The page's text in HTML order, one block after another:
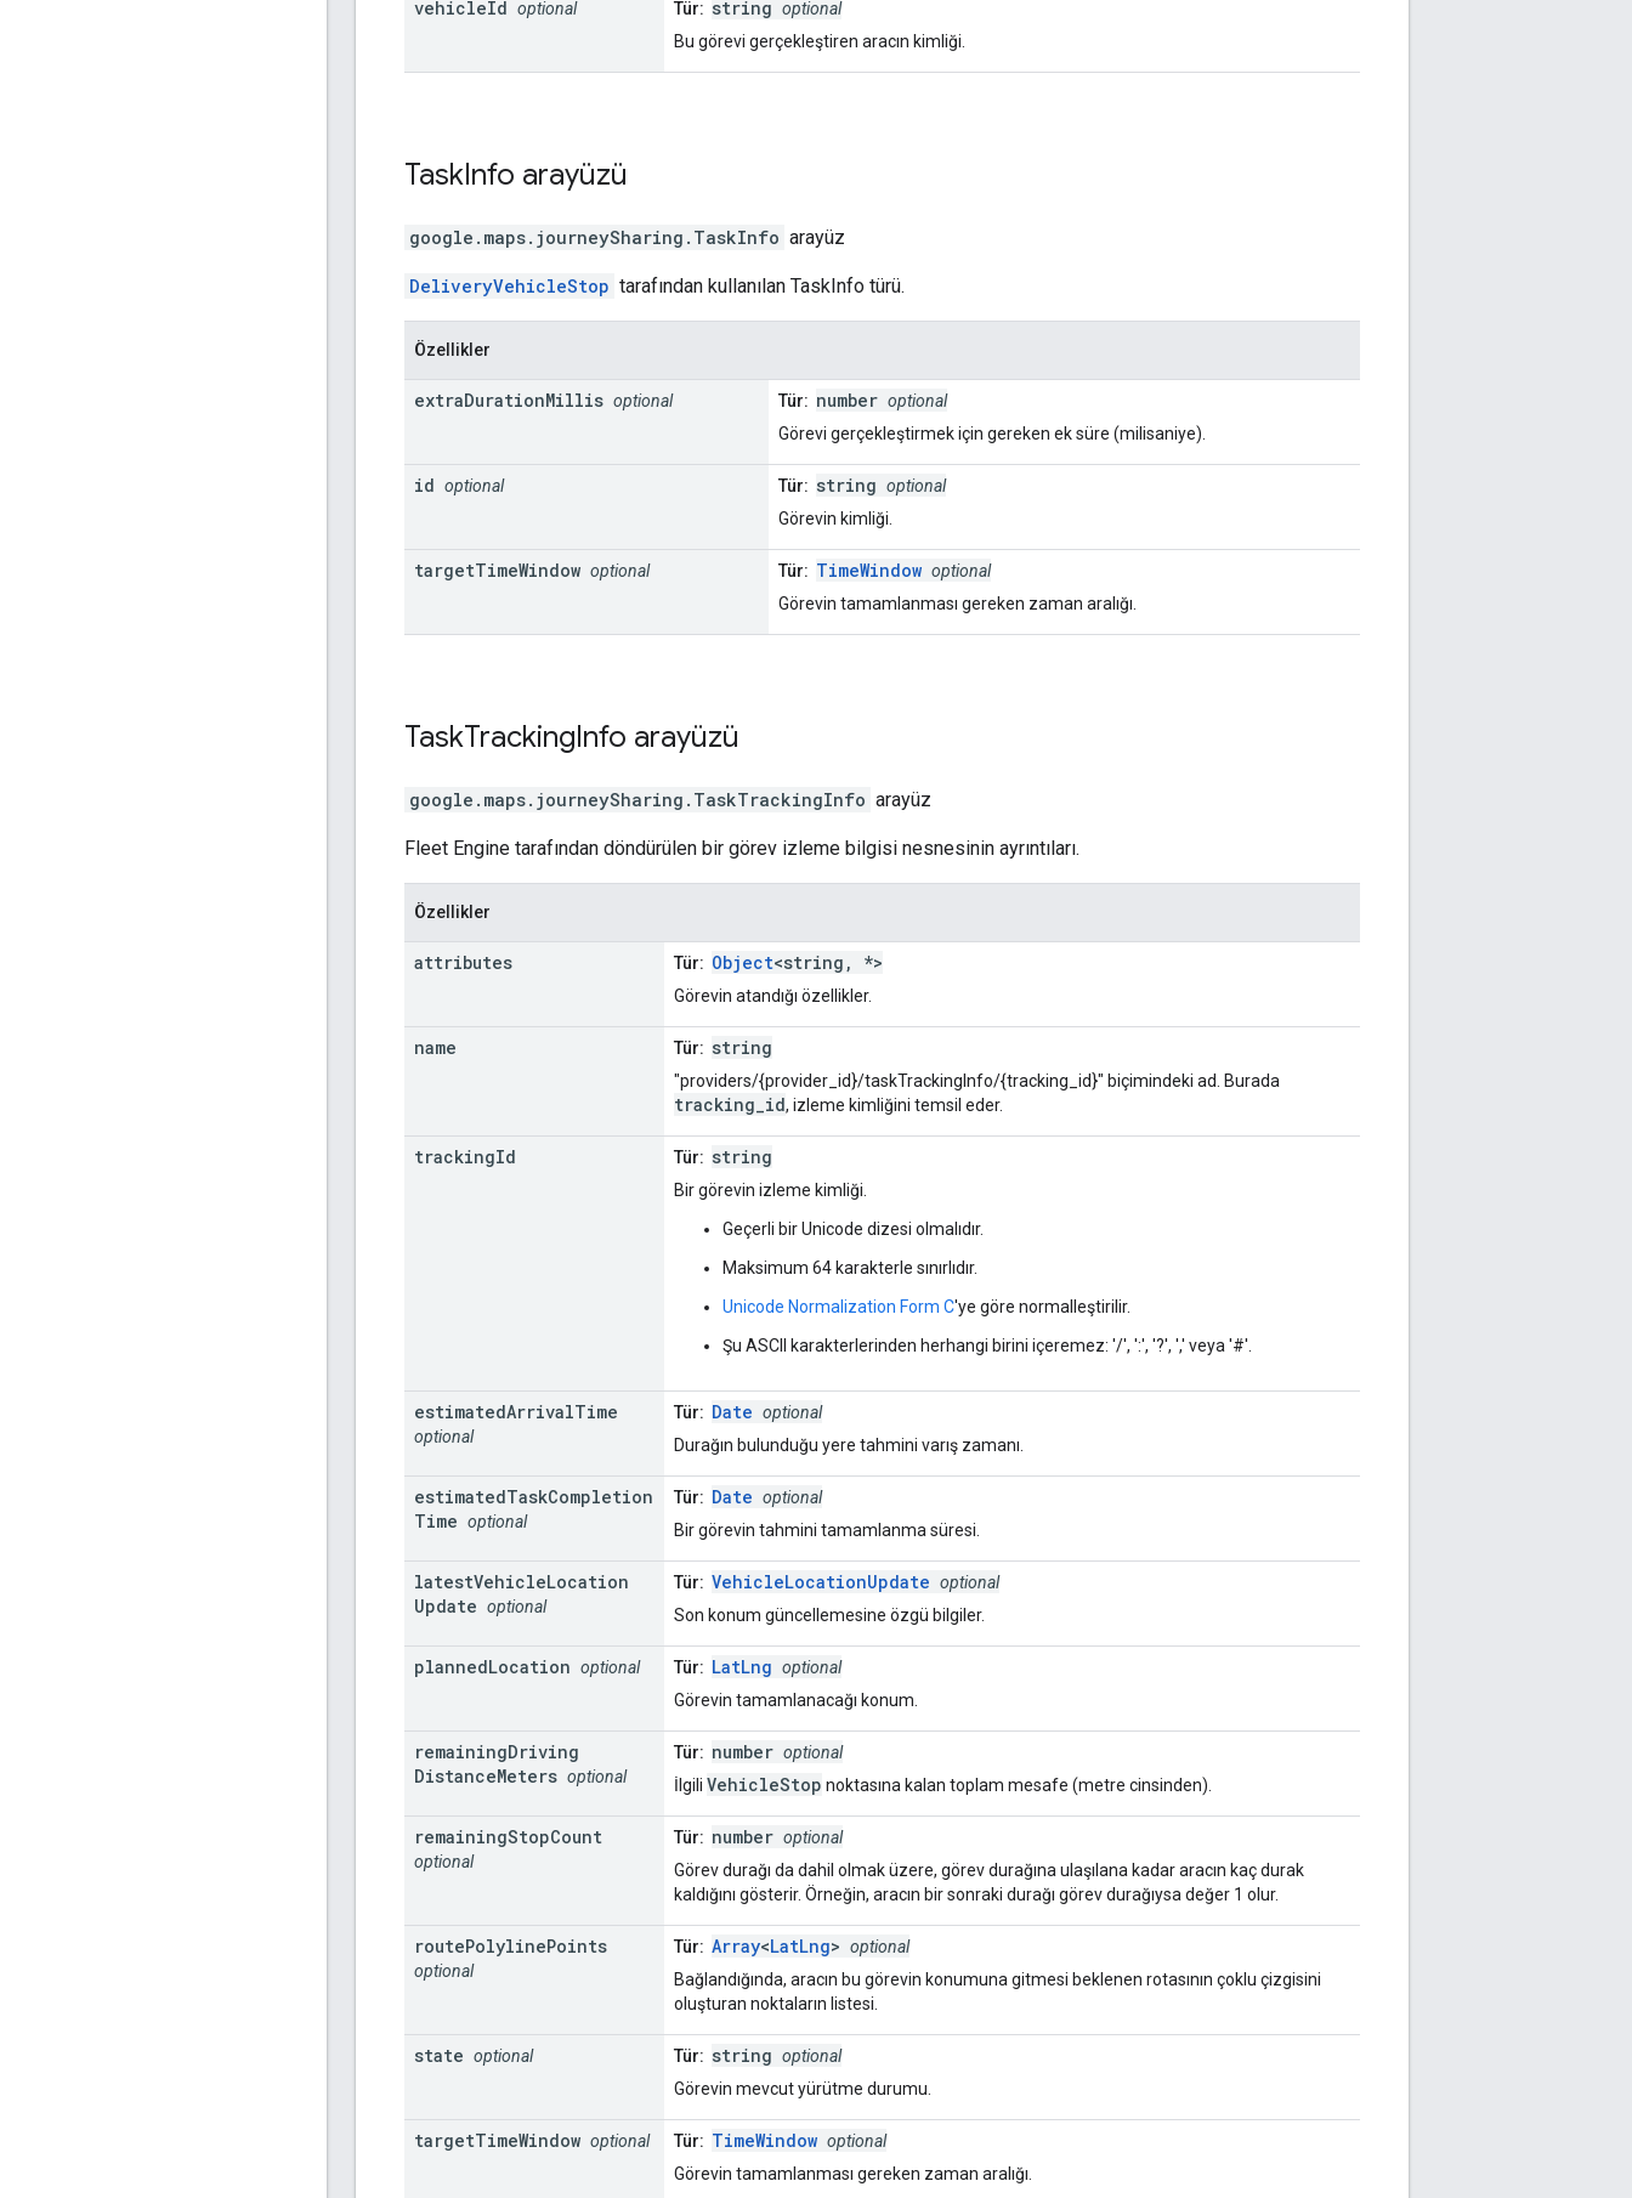
vehicleId optional Tür: string optional
Bu görevi gerçekleştiren aracın kimliği.
TaskInfo arayüzü
google.maps.journeySharing . TaskInfo arayüz
DeliveryVehicleStop tarafından kullanılan TaskInfo türü.
Özellikler
extraDurationMillis optional Tür: number optional
Görevi gerçekleştirmek için gereken ek süre (milisaniye).
id optional Tür: string optional
Görevin kimliği.
targetTimeWindow optional Tür: TimeWindow optional
Görevin tamamlanması gereken zaman aralığı.
TaskTrackingInfo arayüzü
google.maps.journeySharing . TaskTrackingInfo arayüz
Fleet Engine tarafından döndürülen bir görev izleme bilgisi nesnesinin ayrıntıları.
Özellikler
attributes Tür: Object<string, *>
Görevin atandığı özellikler.
name Tür: string
"providers/{provider_id}/taskTrackingInfo/{tracking_id}" biçimindeki ad. Burada
tracking_id, izleme kimliğini temsil eder.
trackingId Tür: string
Bir görevin izleme kimliği.
Geçerli bir Unicode dizesi olmalıdır.
Maksimum 64 karakterle sınırlıdır.
Unicode Normalization Form C'ye göre normalleştirilir.
Şu ASCII karakterlerinden herhangi birini içeremez: '/', ':', '?', ',' veya '#'.
estimatedArrivalTime
optional
Tür: Date optional
Durağın bulunduğu yere tahmini varış zamanı.
estimatedTaskCompletion
Time optional
Tür: Date optional
Bir görevin tahmini tamamlanma süresi.
latestVehicleLocation
Update optional
Tür: VehicleLocationUpdate optional
Son konum güncellemesine özgü bilgiler.
plannedLocation optional Tür: LatLng optional
Görevin tamamlanacağı konum.
remainingDriving
DistanceMeters optional
Tür: number optional
İlgili VehicleStop noktasına kalan toplam mesafe (metre cinsinden).
remainingStopCount
optional
Tür: number optional
Görev durağı da dahil olmak üzere, görev durağına ulaşılana kadar aracın kaç durak
kaldığını gösterir. Örneğin, aracın bir sonraki durağı görev durağıysa değer 1 olur.
routePolylinePoints
optional
Tür: Array<LatLng> optional
Bağlandığında, aracın bu görevin konumuna gitmesi beklenen rotasının çoklu çizgisini
oluşturan noktaların listesi.
state optional Tür: string optional
Görevin mevcut yürütme durumu.
targetTimeWindow optional Tür: TimeWindow optional
Görevin tamamlanması gereken zaman aralığı.